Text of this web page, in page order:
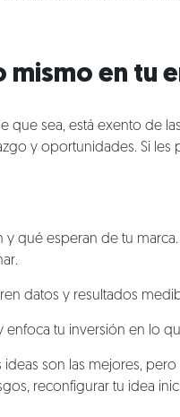
mismo en tu
sea, está exento de
y oportunidades. Si les
qué esperan de tu
datos y resultados
tu inversión en lo
son las mejores,
reconfigurar tu idea